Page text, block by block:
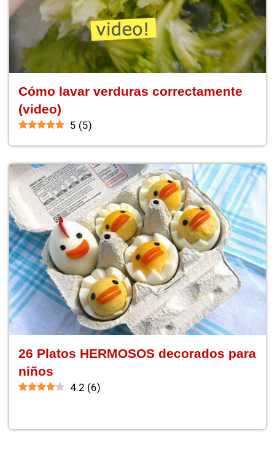
Cómo lavar verduras correctamente
(video)
5 (5)
26 Platos HERMOSOS decorados para
niños
4.2 (6)